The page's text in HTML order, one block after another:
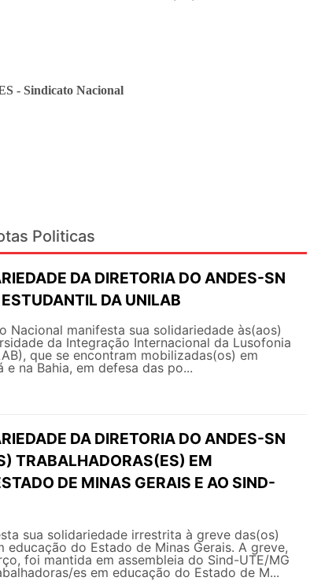
- Sindicato Nacional
Politicas
DA DIRETORIA DO ANDES-SN
DA UNILAB
Nacional manifesta sua solidariedade às(aos)
da Integração Internacional da Lusofonia
que se encontram mobilizadas(os) em
e na Bahia, em defesa das po...
DA DIRETORIA DO ANDES-SN
TRABALHADORAS(ES) EM
DE MINAS GERAIS E AO SIND-
sua solidariedade irrestrita à greve das(os)
educação do Estado de Minas Gerais. A greve,
foi mantida em assembleia do Sind-UTE/MG
es em educação do Estado de M...